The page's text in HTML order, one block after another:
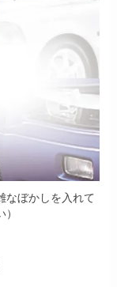
なぼかしを入れて